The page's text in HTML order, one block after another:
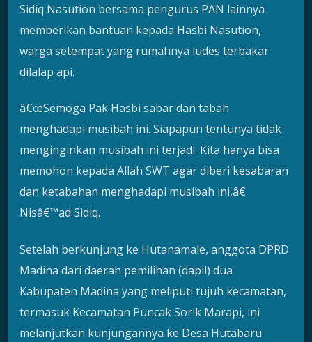
Sidiq Nasution bersama pengurus PAN lainnya
memberikan bantuan kepada Hasbi Nasution,
warga setempat yang rumahnya ludes terbakar
dilalap api.
â€œSemoga Pak Hasbi sabar dan tabah
menghadapi musibah ini. Siapapun tentunya tidak
menginginkan musibah ini terjadi. Kita hanya bisa
memohon kepada Allah SWT agar diberi kesabaran
dan ketabahan menghadapi musibah ini,â€
Nisâ€™ad Sidiq.
Setelah berkunjung ke Hutanamale, anggota DPRD
Madina dari daerah pemilihan (dapil) dua
Kabupaten Madina yang meliputi tujuh kecamatan,
termasuk Kecamatan Puncak Sorik Marapi, ini
melanjutkan kunjungannya ke Desa Hutabaru.